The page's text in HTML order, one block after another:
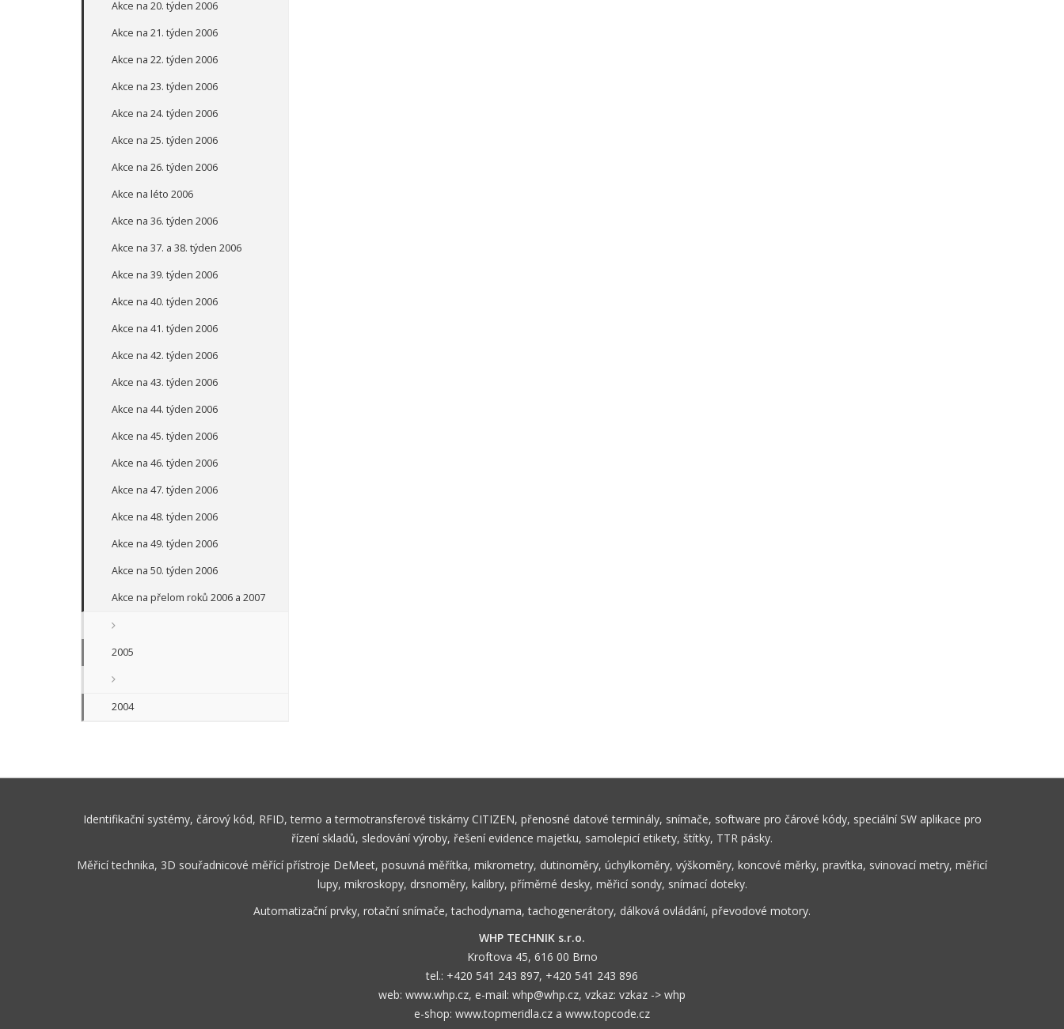
Akce na 20. týden 2006
Akce na 21. týden 2006
Akce na 22. týden 2006
Akce na 23. týden 2006
Akce na 24. týden 2006
Akce na 25. týden 2006
Akce na 26. týden 2006
Akce na léto 2006
Akce na 36. týden 2006
Akce na 37. a 38. týden 2006
Akce na 39. týden 2006
Akce na 40. týden 2006
Akce na 41. týden 2006
Akce na 42. týden 2006
Akce na 43. týden 2006
Akce na 44. týden 2006
Akce na 45. týden 2006
Akce na 46. týden 2006
Akce na 47. týden 2006
Akce na 48. týden 2006
Akce na 49. týden 2006
Akce na 50. týden 2006
Akce na přelom roků 2006 a 2007
2005
2004
Identifikační systémy, čárový kód, RFID, termo a termotransferové tiskárny CITIZEN, přenosné datové terminály, snímače, software pro čárové kódy, speciální SW aplikace pro
řízení skladů, sledování výroby, řešení evidence majetku, samolepicí etikety, štítky, TTR pásky.
Měřicí technika, 3D souřadnicové měřící přístroje DeMeet, posuvná měřítka, mikrometry, dutinoměry, úchylkoměry, výškoměry, koncové měrky, pravítka, svinovací metry, měřicí
lupy, mikroskopy, drsnoměry, kalibry, příměrné desky, měřicí sondy, snímací doteky.
Automatizační prvky, rotační snímače, tachodynama, tachogenerátory, dálková ovládání, převodové motory.
WHP TECHNIK s.r.o.
Kroftova 45, 616 00 Brno
tel.: +420 541 243 897, +420 541 243 896
web: www.whp.cz, e-mail: whp@whp.cz, vzkaz: vzkaz -> whp
e-shop: www.topmeridla.cz a www.topcode.cz